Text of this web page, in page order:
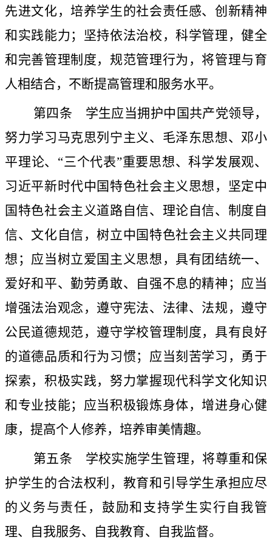
先进文化，培养学生的社会责任感、创新精神
和实践能力；坚持依法治校，科学管理，健全
和完善管理制度，规范管理行为，将管理与育
人相结合，不断提高管理和服务水平。
第四条 学生应当拥护中国共产党领导，
努力学习马克思列宁主义、毛泽东思想、邓小
平理论、“三个代表”重要思想、科学发展观、
习近平新时代中国特色社会主义思想，坚定中
国特色社会主义道路自信、理论自信、制度自
信、文化自信，树立中国特色社会主义共同理
想；应当树立爱国主义思想，具有团结统一、
爱好和平、勤劳勇敢、自强不息的精神；应当
增强法治观念，遵守宪法、法律、法规，遵守
公民道德规范，遵守学校管理制度，具有良好
的道德品质和行为习惯；应当刻苦学习，勇于
探索，积极实践，努力掌握现代科学文化知识
和专业技能；应当积极锻炼身体，增进身心健
康，提高个人修养，培养审美情趣。
第五条 学校实施学生管理，将尊重和保
护学生的合法权利，教育和引导学生承担应尽
的义务与责任，鼓励和支持学生实行自我管
理、自我服务、自我教育、自我监督。